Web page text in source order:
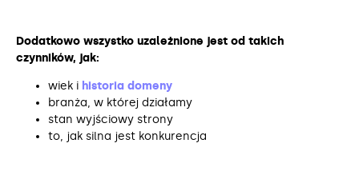
Dodatkowo wszystko uzależnione jest od takich
czynników, jak:
wiek i historia domeny
branża, w której działamy
stan wyjściowy strony
to, jak silna jest konkurencja